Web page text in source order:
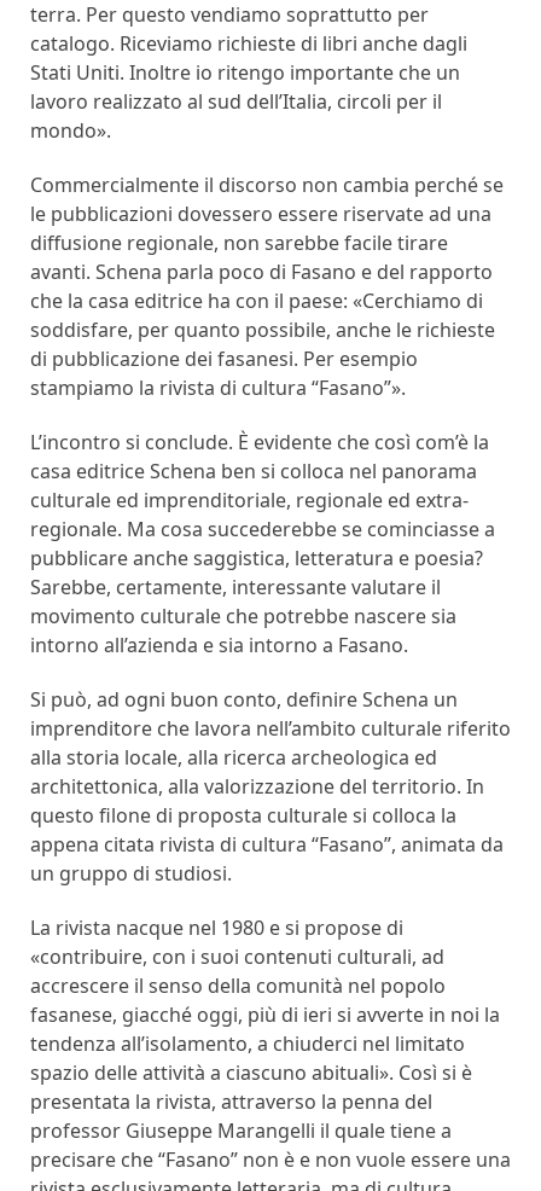
terra. Per questo vendiamo soprattutto per
catalogo. Riceviamo richieste di libri anche dagli
Stati Uniti. Inoltre io ritengo importante che un
lavoro realizzato al sud dell’Italia, circoli per il
mondo».
Commercialmente il discorso non cambia perché se
le pubblicazioni dovessero essere riservate ad una
diffusione regionale, non sarebbe facile tirare
avanti. Schena parla poco di Fasano e del rapporto
che la casa editrice ha con il paese: «Cerchiamo di
soddisfare, per quanto possibile, anche le richieste
di pubblicazione dei fasanesi. Per esempio
stampiamo la rivista di cultura “Fasano”».
L’incontro si conclude. È evidente che così com’è la
casa editrice Schena ben si colloca nel panorama
culturale ed imprenditoriale, regionale ed extra-
regionale. Ma cosa succederebbe se cominciasse a
pubblicare anche saggistica, letteratura e poesia?
Sarebbe, certamente, interessante valutare il
movimento culturale che potrebbe nascere sia
intorno all’azienda e sia intorno a Fasano.
Si può, ad ogni buon conto, definire Schena un
imprenditore che lavora nell’ambito culturale riferito
alla storia locale, alla ricerca archeologica ed
architettonica, alla valorizzazione del territorio. In
questo filone di proposta culturale si colloca la
appena citata rivista di cultura “Fasano”, animata da
un gruppo di studiosi.
La rivista nacque nel 1980 e si propose di
«contribuire, con i suoi contenuti culturali, ad
accrescere il senso della comunità nel popolo
fasanese, giacché oggi, più di ieri si avverte in noi la
tendenza all’isolamento, a chiuderci nel limitato
spazio delle attività a ciascuno abituali». Così si è
presentata la rivista, attraverso la penna del
professor Giuseppe Marangelli il quale tiene a
precisare che “Fasano” non è e non vuole essere una